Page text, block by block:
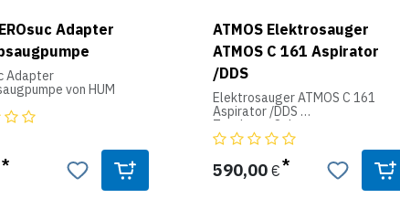
DIN
58362, DIN 13098,
BGA XV Teil A und
Teil B.
Adapter
Adapter
von HUM
ATMOS Elektrosauger
ATMOS C 161 Aspirator
/DDS
Elektrosauger ATMOS C 161
Aspirator /DDS
Tragbarer Sekretsauger,
Saugleistung: 16 ± 2 Ltr./Min,
Vakuum: -80 kPa ± 2 kPa / -800
mbar ± 20 mbar / -600 mmHg ± 15
mmHg, stufenlose
590,00 €